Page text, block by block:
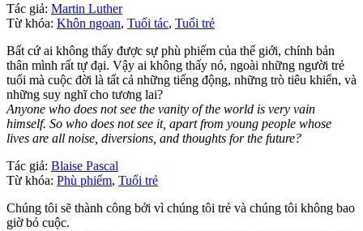
Tác giả: Martin Luther
Từ khóa: Khôn ngoan, Tuổi tác, Tuổi trẻ
Bất cứ ai không thấy được sự phù phiếm của thế giới, chính bản
thân mình rất tự đại. Vậy ai không thấy nó, ngoài những người trẻ
tuổi mà cuộc đời là tất cả những tiếng động, những trò tiêu khiển, và
những suy nghĩ cho tương lai?
Anyone who does not see the vanity of the world is very vain
himself. So who does not see it, apart from young people whose
lives are all noise, diversions, and thoughts for the future?
Tác giả: Blaise Pascal
Từ khóa: Phù phiếm, Tuổi trẻ
Chúng tôi sẽ thành công bởi vì chúng tôi trẻ và chúng tôi không bao
giờ bỏ cuộc.